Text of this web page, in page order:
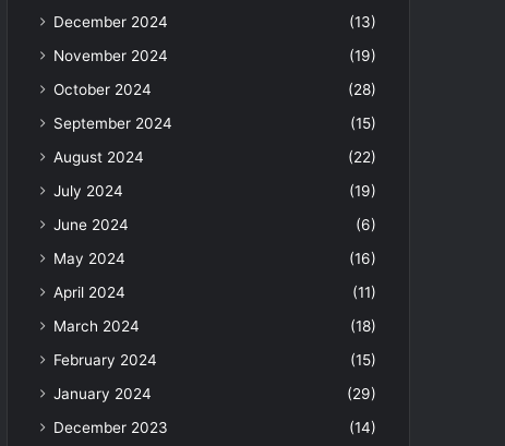
December 2024
(13)
November 2024
(19)
October 2024
(28)
September 2024
(15)
August 2024
(22)
July 2024
(19)
June 2024
(6)
May 2024
(16)
April 2024
(11)
March 2024
(18)
February 2024
(15)
January 2024
(29)
December 2023
(14)